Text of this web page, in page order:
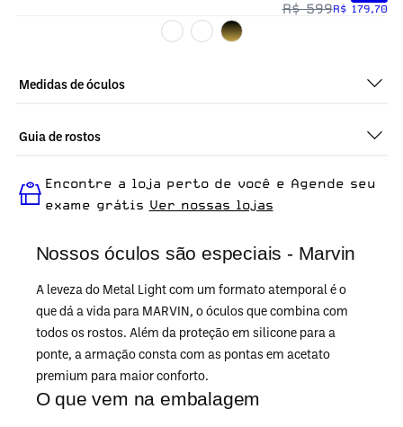
Nossos óculos são especiais - Marvin
A leveza do Metal Light com um formato atemporal é o
que dá a vida para MARVIN, o óculos que combina com
todos os rostos. Além da proteção em silicone para a
ponte, a armação consta com as pontas em acetato
premium para maior conforto.
O que vem na embalagem
R$ 599R$ 179,70
Medidas de óculos
Guia de rostos
Classico é ideal para quem busca um óculos confortável para
o dia a dia.
Encontre a loja perto de você e Agende seu
exame grátis Ver nossas lojas